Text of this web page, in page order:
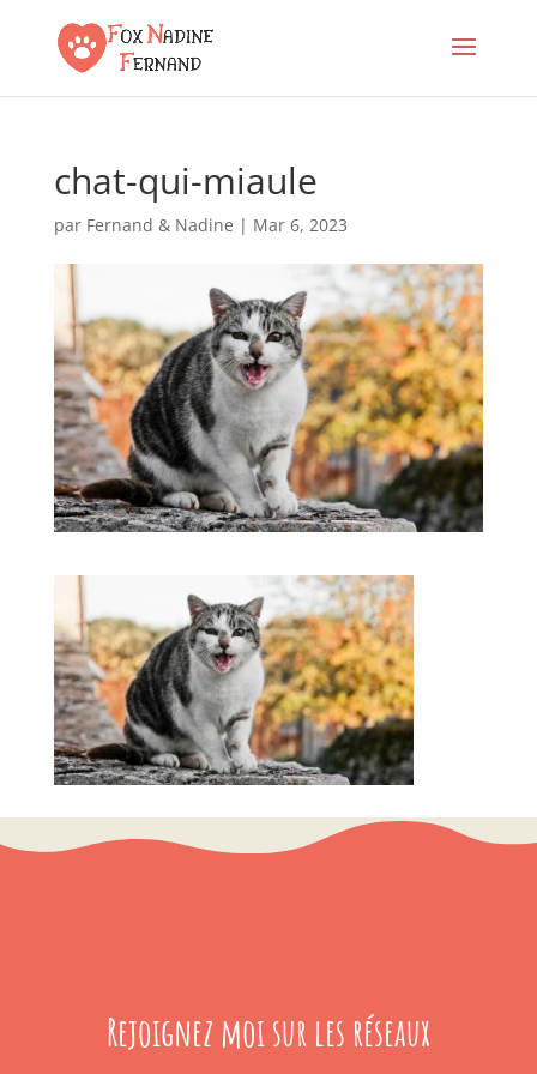
chat-qui-miaule
par Fernand & Nadine | Mar 6, 2023
Rejoignez moi sur les réseaux